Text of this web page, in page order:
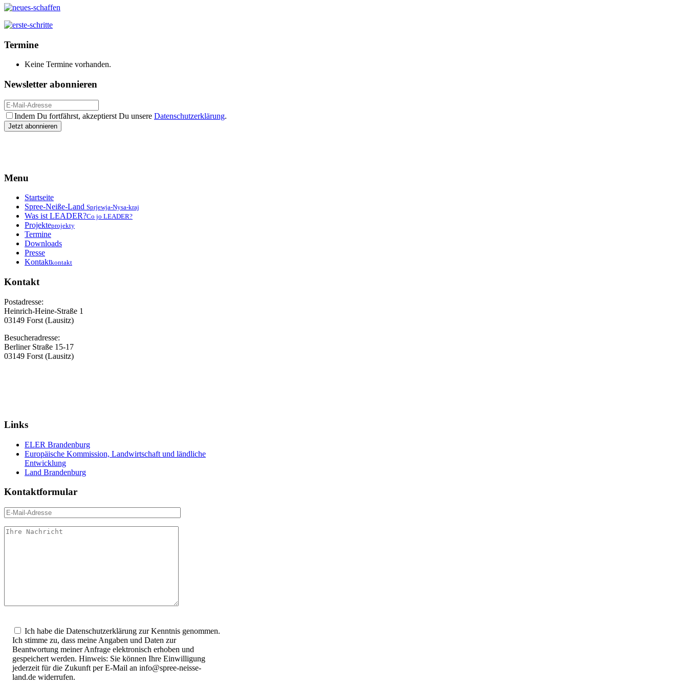
Termine
Keine Termine vorhanden.
Newsletter abonnieren
Indem Du fortfährst, akzeptierst Du unsere Datenschutzerklärung.
Menu
Startseite
Spree-Neiße-Land Sprjewja-Nysa-kraj
Was ist LEADER?Co jo LEADER?
Projekteprojekty
Termine
Downloads
Presse
Kontaktkontakt
Kontakt
Postadresse:
Heinrich-Heine-Straße 1
03149 Forst (Lausitz)
Besucheradresse:
Berliner Straße 15-17
03149 Forst (Lausitz)
Links
ELER Brandenburg
Europäische Kommission, Landwirtschaft und ländliche
Entwicklung
Land Brandenburg
Kontaktformular
lasse
dieses
Feld
leer.
Ich habe die Datenschutzerklärung zur Kenntnis genommen.
Ich stimme zu, dass meine Angaben und Daten zur
Beantwortung meiner Anfrage elektronisch erhoben und
gespeichert werden. Hinweis: Sie können Ihre Einwilligung
jederzeit für die Zukunft per E-Mail an info@spree-neisse-
land.de widerrufen.